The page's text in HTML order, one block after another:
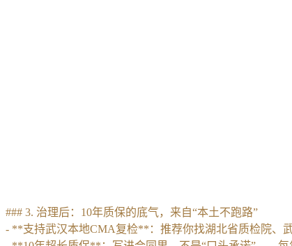
### 3. 治理后：10年质保的底气，来自“本土不跑路”
- **支持武汉本地CMA复检**：推荐你找湖北省质检院、